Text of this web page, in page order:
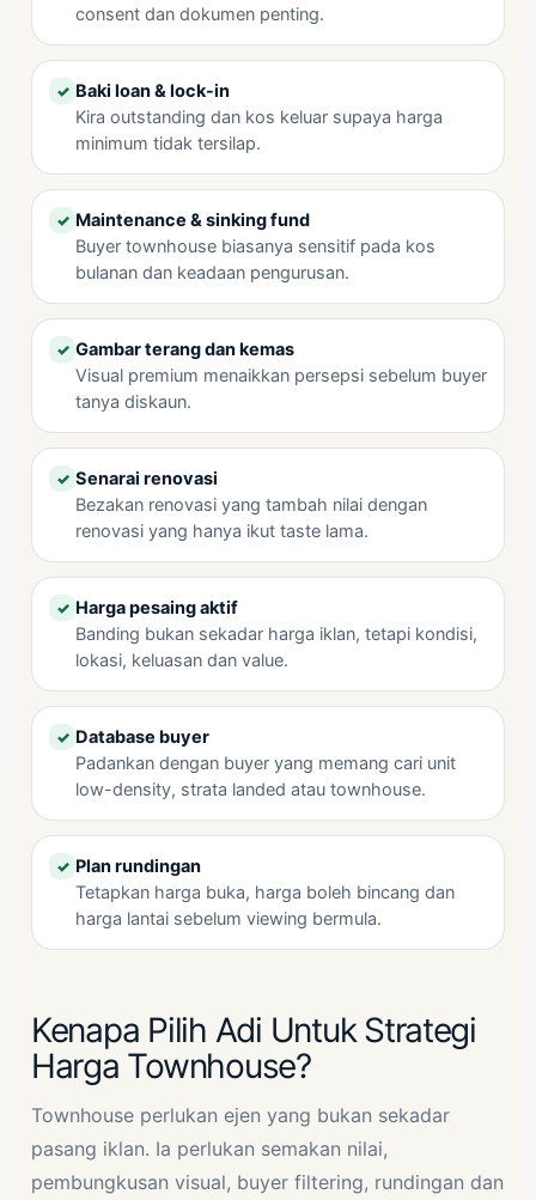
consent dan dokumen penting.
✓ Baki loan & lock-in
Kira outstanding dan kos keluar supaya harga
minimum tidak tersilap.
✓ Maintenance & sinking fund
Buyer townhouse biasanya sensitif pada kos
bulanan dan keadaan pengurusan.
✓ Gambar terang dan kemas
Visual premium menaikkan persepsi sebelum buyer
tanya diskaun.
✓ Senarai renovasi
Bezakan renovasi yang tambah nilai dengan
renovasi yang hanya ikut taste lama.
✓ Harga pesaing aktif
Banding bukan sekadar harga iklan, tetapi kondisi,
lokasi, keluasan dan value.
✓ Database buyer
Padankan dengan buyer yang memang cari unit
low-density, strata landed atau townhouse.
✓ Plan rundingan
Tetapkan harga buka, harga boleh bincang dan
harga lantai sebelum viewing bermula.
Kenapa Pilih Adi Untuk Strategi
Harga Townhouse?
Townhouse perlukan ejen yang bukan sekadar
pasang iklan. Ia perlukan semakan nilai,
pembungkusan visual, buyer filtering, rundingan dan